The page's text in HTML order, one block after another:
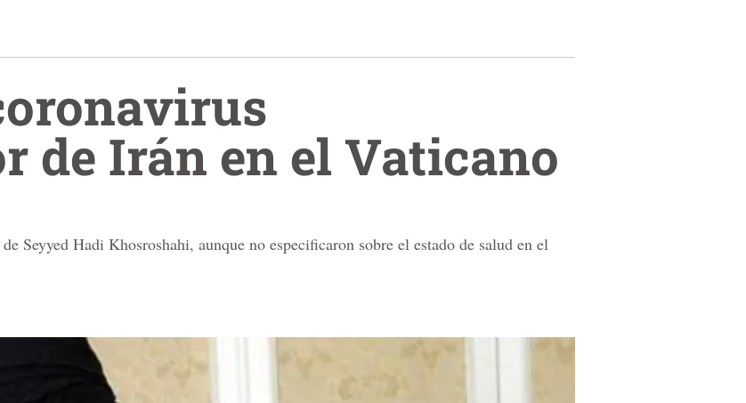
de Irán en el Vaticano
Seyyed Hadi Khosroshahi, aunque no especificaron sobre el estado de salud en el